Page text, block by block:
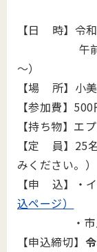
【日 時】令
午前9時30
～）
【場 所】小
【参加費】500
【持ち物】エ
【定 員】25
みください。）
【申 込】・
込ページ）
・市民協
【申込締切】